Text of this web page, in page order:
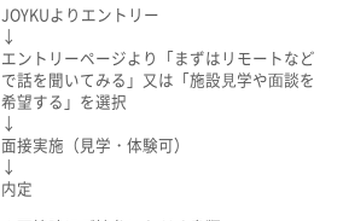
JOYKUよりエントリー
↓
エントリーページより「まずはリモートなど
で話を聞いてみる」又は「施設⾒学や⾯談を
希望する」を選択
↓
面接実施（見学・体験可）
↓
内定